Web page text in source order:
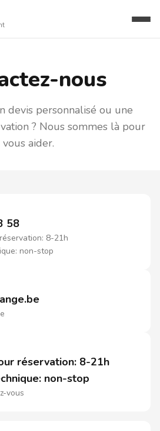
nous
devis personnalisé ou une
? Nous sommes là pour
vous aider.
58
8-21h
non-stop
réservation: 8-21h
non-stop
vous